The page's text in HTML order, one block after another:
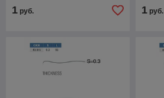
1 руб. 1 руб.